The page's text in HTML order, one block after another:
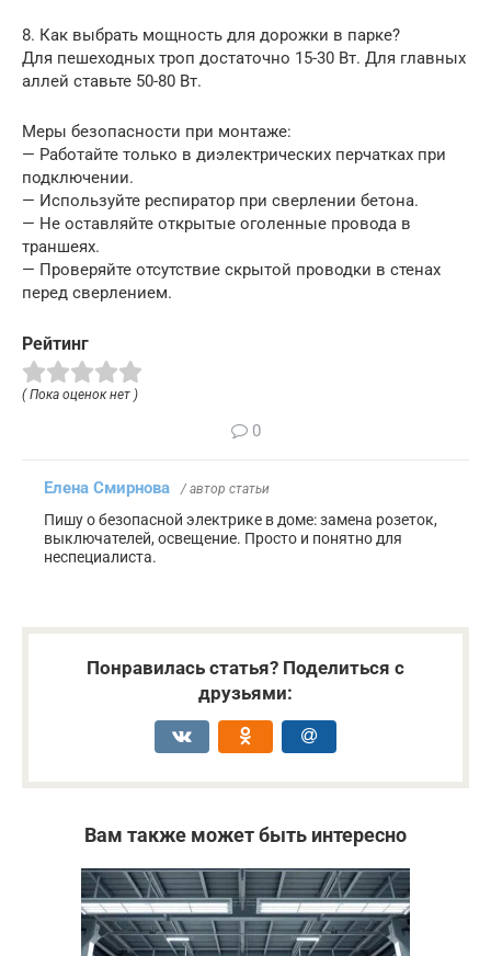
8. Как выбрать мощность для дорожки в парке?
Для пешеходных троп достаточно 15-30 Вт. Для главных
аллей ставьте 50-80 Вт.
Меры безопасности при монтаже:
— Работайте только в диэлектрических перчатках при
подключении.
— Используйте респиратор при сверлении бетона.
— Не оставляйте открытые оголенные провода в
траншеях.
— Проверяйте отсутствие скрытой проводки в стенах
перед сверлением.
Рейтинг
( Пока оценок нет )
0
Елена Смирнова / автор статьи
Пишу о безопасной электрике в доме: замена розеток,
выключателей, освещение. Просто и понятно для
неспециалиста.
Понравилась статья? Поделиться с
друзьями:
Вам также может быть интересно